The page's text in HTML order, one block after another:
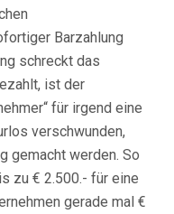
Barzahlung
schreckt das
ist der
für irgend eine
verschwunden,
gemacht werden. So
zu € 2.500.- für eine
gerade mal €